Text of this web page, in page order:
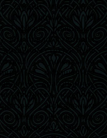
известного
и художника по
Тиффани появились
Им предшествовали
стекла. Луис
уникальное
окрашенное
драгоценных
сделало
уникальным
и XX веке. В 2006 году
«Tyffany»